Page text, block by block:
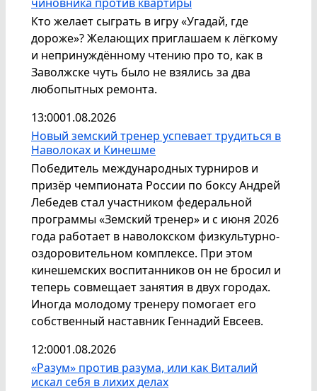
Кто желает сыграть в игру «Угадай, где
дороже»? Желающих приглашаем к лёгкому
и непринуждённому чтению про то, как в
Заволжске чуть было не взялись за два
любопытных ремонта.
13:0001.08.2026
Новый земский тренер успевает трудиться в
Наволоках и Кинешме
Победитель международных турниров и
призёр чемпионата России по боксу Андрей
Лебедев стал участником федеральной
программы «Земский тренер» и с июня 2026
года работает в наволокском физкультурно-
оздоровительном комплексе. При этом
кинешемских воспитанников он не бросил и
теперь совмещает занятия в двух городах.
Иногда молодому тренеру помогает его
собственный наставник Геннадий Евсеев.
12:0001.08.2026
«Разум» против разума, или как Виталий
искал себя в лихих делах